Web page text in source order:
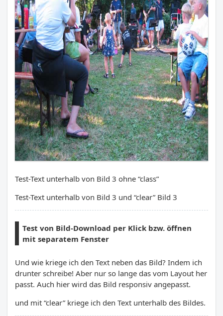
Test-Text unterhalb von Bild 3 ohne “class”
Test-Text unterhalb von Bild 3 und “clear” Bild 3
Test von Bild-Download per Klick bzw. öffnen
mit separatem Fenster
Und wie kriege ich den Text neben das Bild? Indem ich
drunter schreibe! Aber nur so lange das vom Layout her
passt. Auch hier wird das Bild responsiv angepasst.
und mit “clear” kriege ich den Text unterhalb des Bildes.